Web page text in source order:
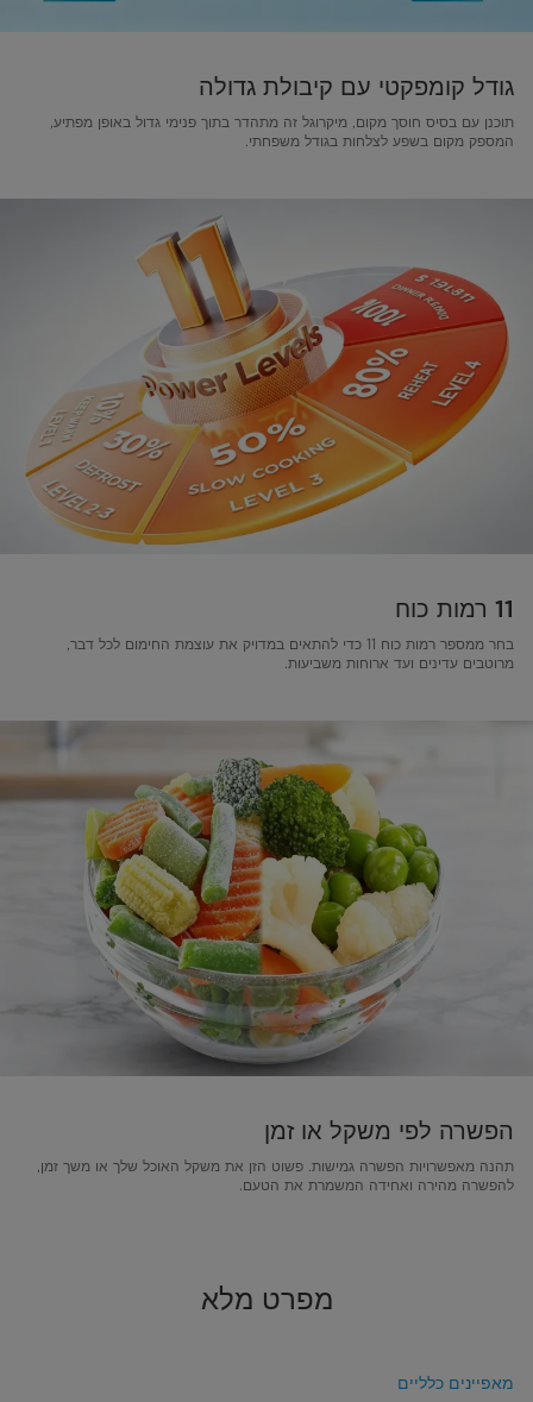
גודל קומפקטי עם קיבולת גדולה
תוכנן עם בסיס חוסך מקום, מיקרוגל זה מתהדר בתוך פנימי גדול באופן מפתיע,
המספק מקום בשפע לצלחות בגודל משפחתי.
11 רמות כוח
בחר ממספר רמות כוח 11 כדי להתאים במדויק את עוצמת החימום לכל דבר,
מרוטבים עדינים ועד ארוחות משביעות.
הפשרה לפי משקל או זמן
תהנה מאפשרויות הפשרה גמישות. פשוט הזן את משקל האוכל שלך או משך זמן,
להפשרה מהירה ואחידה המשמרת את הטעם.
מפרט מלא
מאפיינים כלליים